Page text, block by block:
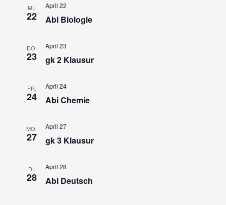
MI.
22 Abi Biologie
April 22
DO.
23 gk 2 Klausur
April 23
FR.
24 Abi Chemie
April 24
MO.
27 gk 3 Klausur
April 27
DI.
28 Abi Deutsch
April 28